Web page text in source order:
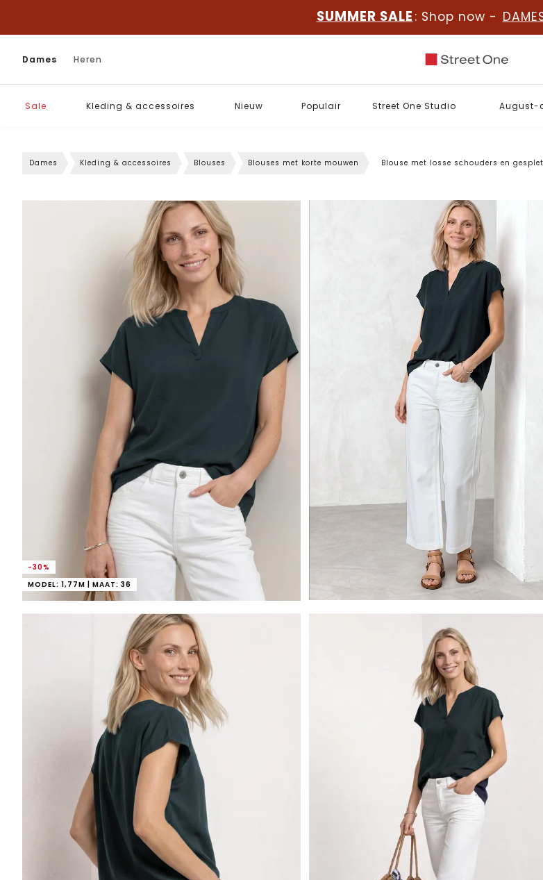
SUMMER SALE : Shop now -
Dames Heren
Sale Kleding & accessoires Nieuw Populair Street One Studio August-
Dames Kleding & accessoires Blouses Blouses met korte mouwen Blouse met losse schouders en
-30%
MODEL: 1,77M | MAAT: 36